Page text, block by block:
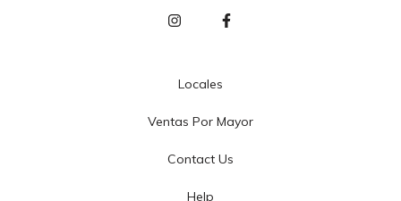
Locales
Ventas Por Mayor
Contact Us
Help